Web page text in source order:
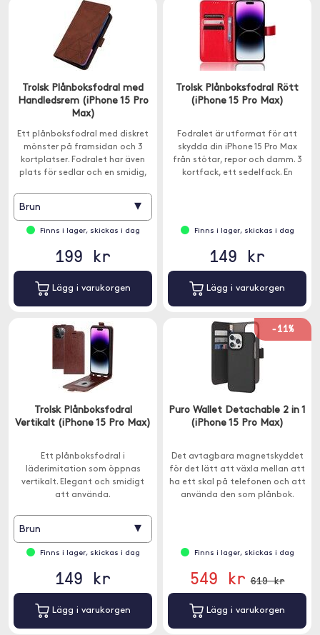
Trolsk Plånboksfodral med
Handledsrem (iPhone 15 Pro
Max)
Ett plånboksfodral med diskret
mönster på framsidan och 3
kortplatser. Fodralet har även
plats för sedlar och en smidig,
Brun ▾
Finns i lager, skickas i dag
199 kr
Lägg i varukorgen
Trolsk Plånboksfodral Rött
(iPhone 15 Pro Max)
Fodralet är utformat för att
skydda din iPhone 15 Pro Max
från stötar, repor och damm. 3
kortfack, ett sedelfack. En
Finns i lager, skickas i dag
149 kr
Lägg i varukorgen
Trolsk Plånboksfodral
Vertikalt (iPhone 15 Pro Max)
Ett plånboksfodral i
läderimitation som öppnas
vertikalt. Elegant och smidigt
att använda.
Brun ▾
Finns i lager, skickas i dag
149 kr
Lägg i varukorgen
-11%
Puro Wallet Detachable 2 in 1
(iPhone 15 Pro Max)
Det avtagbara magnetskyddet
för det lätt att växla mellan att
ha ett skal på telefonen och att
använda den som plånbok.
Finns i lager, skickas i dag
549 kr 619 kr
Lägg i varukorgen